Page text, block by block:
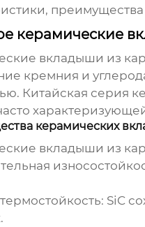
керамические
вкладыши из
кремния и
Китайская серия
керамических
вкладыши из
SiC